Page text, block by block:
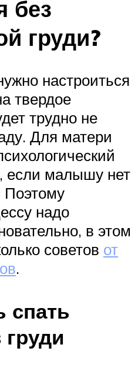
без
груди?
настроиться
твердое
трудно не
Для матери
если малышу нет
Поэтому
надо
в этом
советов от
.
спать
груди